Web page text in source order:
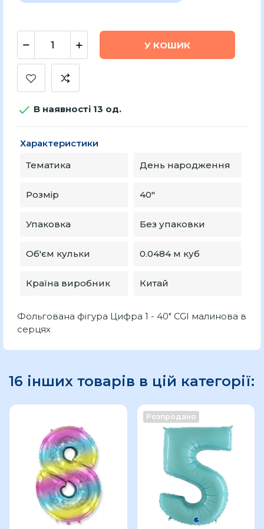
У КОШИК
 В наявності 13 од.
Характеристики
Тематика
День народження
Розмір 40"
Упаковка Без упаковки
Об'єм кульки 0.0484 м куб
Країна виробник Китай
Фольгована фігура Цифра 1 - 40" CGI малинова в
серцях
16 інших товарів в цій категорії:
Розпродано